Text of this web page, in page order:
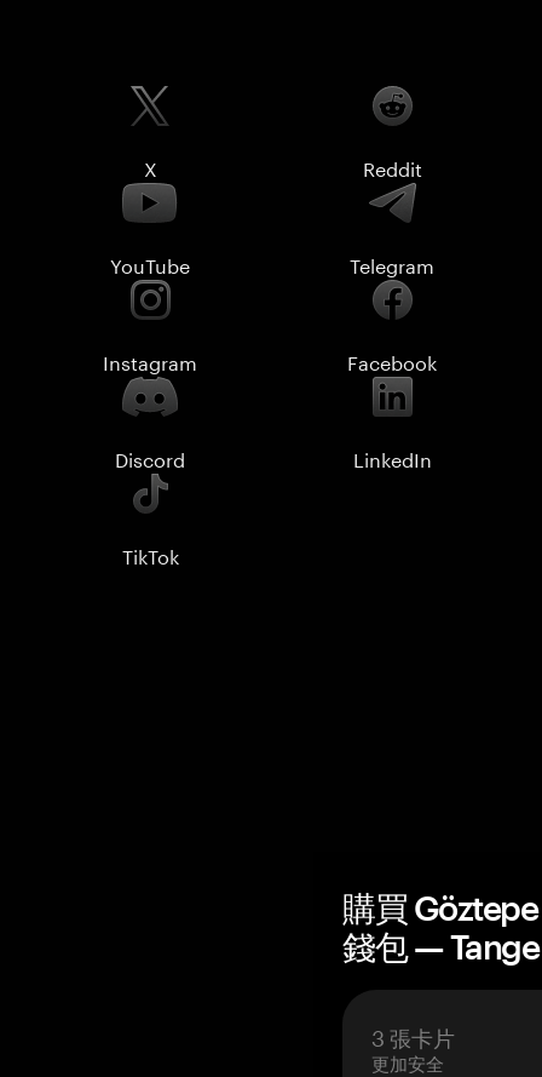
X Reddit
YouTube Telegram
Instagram Facebook
Discord LinkedIn
TikTok
購買 Göztepe
錢包 —
3 張卡片
更加安全